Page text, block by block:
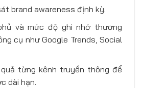
brand awareness định kỳ.
và mức độ ghi nhớ thương
cụ như Google Trends, Social
từng kênh truyền thông để
dài hạn.